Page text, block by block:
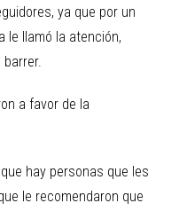
ya que por un
le llamó la atención,
a favor de la
hay personas que les
le recomendaron que